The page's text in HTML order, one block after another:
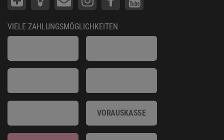
VIELE ZAHLUNGSMÖGLICHKEITEN
VORAUSKASSE